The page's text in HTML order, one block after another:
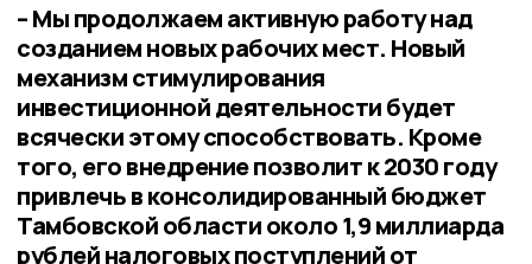
– Мы продолжаем активную работу над
созданием новых рабочих мест. Новый
механизм стимулирования
инвестиционной деятельности будет
всячески этому способствовать. Кроме
того, его внедрение позволит к 2030 году
привлечь в консолидированный бюджет
Тамбовской области около 1,9 миллиарда
рублей налоговых поступлений от